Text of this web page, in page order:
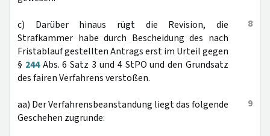
8
c) Darüber hinaus rügt die Revision, die
Strafkammer habe durch Bescheidung des nach
Fristablauf gestellten Antrags erst im Urteil gegen
§ 244Abs. 6 Satz 3 und 4 StPO und den Grundsatz
des fairen Verfahrens verstoßen.
9
aa) Der Verfahrensbeanstandung liegt das folgende
Geschehen zugrunde: